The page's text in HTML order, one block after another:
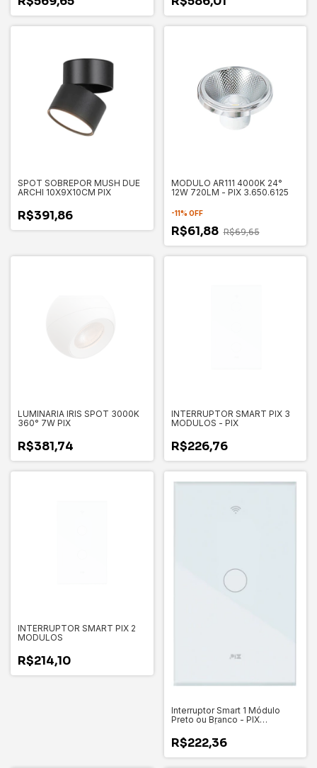
SPOT SOBREPOR MUSH DUE
ARCHI 10X9X10CM PIX
R$391,86
MODULO AR111 4000K 24°
12W 720LM - PIX 3.650.6125
-11% OFF
R$61,88 R$69,65
LUMINARIA IRIS SPOT 3000K
360° 7W PIX
R$381,74
INTERRUPTOR SMART PIX 3
MODULOS - PIX
R$226,76
INTERRUPTOR SMART PIX 2
MODULOS
R$214,10
Interruptor Smart 1 Módulo
Preto ou Branco - PIX
R$222,36